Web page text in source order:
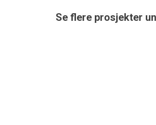
Se flere prosjekter